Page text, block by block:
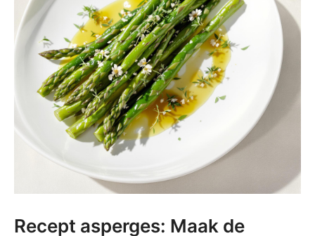
Recept asperges: Maak de